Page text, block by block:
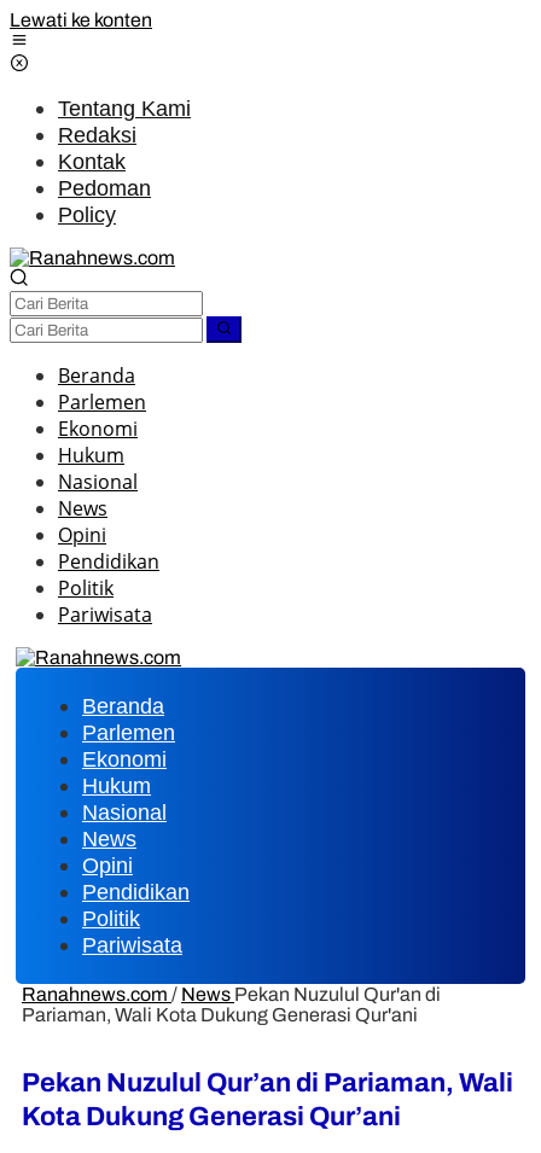
Lewati ke konten
Tentang Kami
Redaksi
Kontak
Pedoman
Policy
Beranda
Parlemen
Ekonomi
Hukum
Nasional
News
Opini
Pendidikan
Politik
Pariwisata
Beranda
Parlemen
Ekonomi
Hukum
Nasional
News
Opini
Pendidikan
Politik
Pariwisata
Ranahnews.com / News Pekan Nuzulul Qur'an di
Pariaman, Wali Kota Dukung Generasi Qur'ani
Pekan Nuzulul Qur’an di Pariaman, Wali
Kota Dukung Generasi Qur’ani